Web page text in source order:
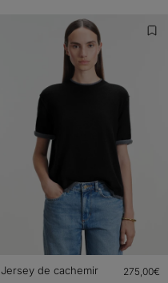
Jersey de cachemir 275,00€